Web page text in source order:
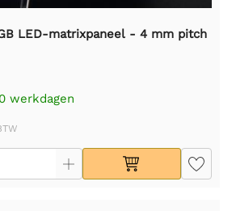
LED-matrixpaneel - 4 mm pitch
werkdagen